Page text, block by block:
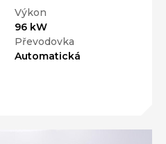
Výkon
96 kW
Převodovka
Automatická